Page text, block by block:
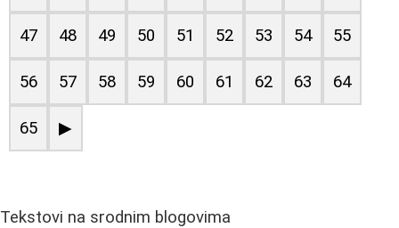
47 48 49 50 51 52 53 54 55
56 57 58 59 60 61 62 63 64
65 ▶
Tekstovi na srodnim blogovima